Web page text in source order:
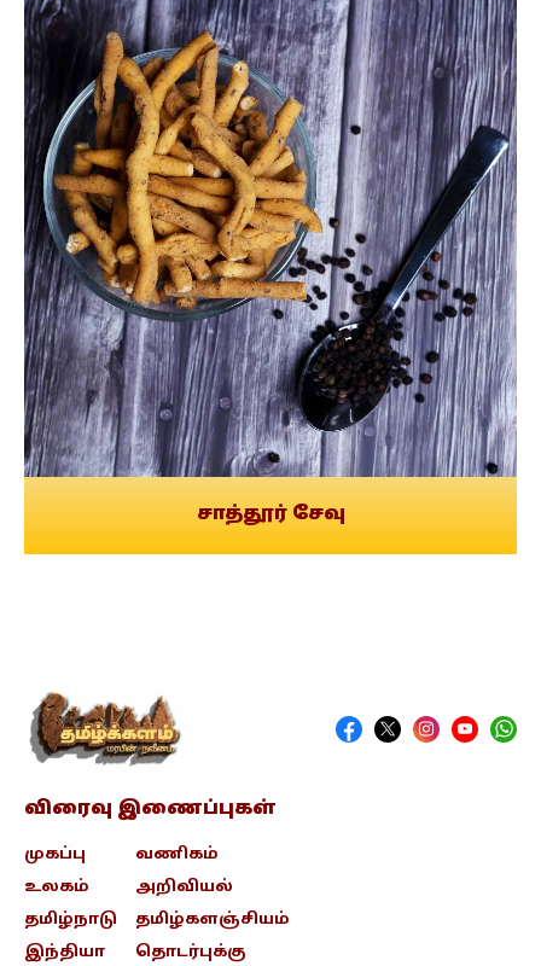
சாத்தூர் சேவு
விரைவு இணைப்புகள்
முகப்பு
உலகம்
தமிழ்நாடு
இந்தியா
வணிகம்
அறிவியல்
தமிழ்களஞ்சியம்
தொடர்புக்கு